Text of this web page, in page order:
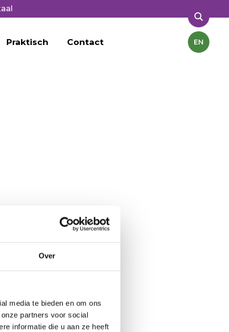
Over
media te bieden en om ons
partners voor social
informatie die u aan ze heeft
Praktisch Contact EN